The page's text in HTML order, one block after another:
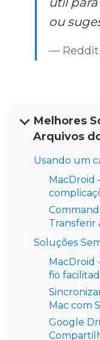
ou
— Reddit
Melhores
Arquivos
Usando um
MacDroid
Transferir
Soluções
MacDroid
fio
Mac com
Google